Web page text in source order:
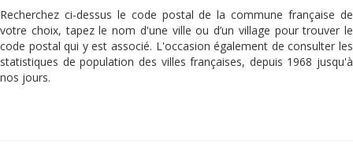
Recherchez ci-dessus le code postal de la commune française de
votre choix, tapez le nom d'une ville ou d’un village pour trouver le
code postal qui y est associé. L'occasion également de consulter les
statistiques de population des villes françaises, depuis 1968 jusqu'à
nos jours.